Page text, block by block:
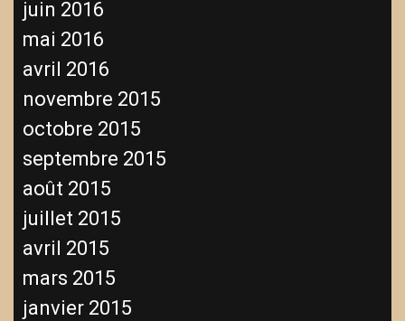
juin 2016
mai 2016
avril 2016
novembre 2015
octobre 2015
septembre 2015
août 2015
juillet 2015
avril 2015
mars 2015
janvier 2015